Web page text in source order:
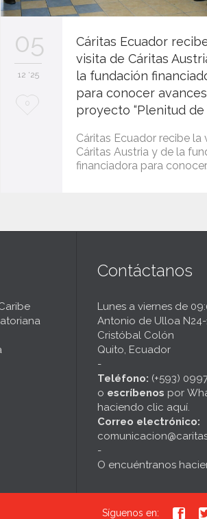
05
12 '25
L
0
Cáritas Ecuador
visita de Cáritas
la fundación
para conocer
proyecto “Plenitud de
Cáritas Ecuador recibe la
Cáritas Austria y de la
financiadora para
Contáctanos
Lunes a viernes de
Antonio de Ulloa N24-
Cristóbal Colón
Quito, Ecuador
-
Teléfono: (+593)
o escríbenos por
haciendo clic aquí.
Correo electrónico:
-
O encuéntranos
Síguenos en: 